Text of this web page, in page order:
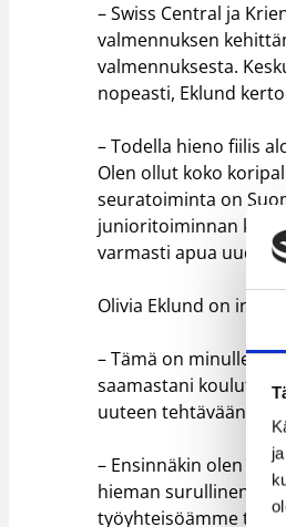
– Swiss Central ja
valmennuksen
valmennuksesta.
nopeasti, Eklund
– Todella hieno fiilis
Olen ollut koko
seuratoiminta on
junioritoiminnan
varmasti apua
Olivia Eklund on
– Tämä on minulle
saamastani
uuteen tehtävään
– Ensinnäkin olen
hieman surullinen,
työyhteisöämme